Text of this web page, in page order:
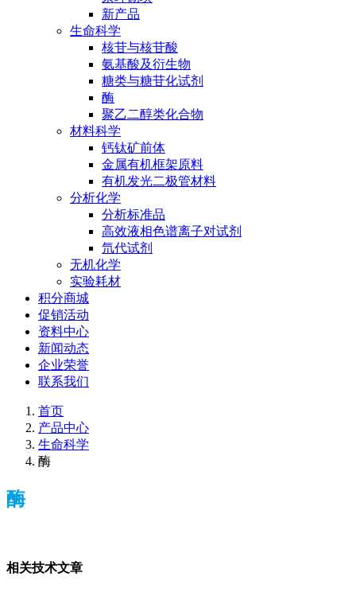
新产品
生命科学
核苷与核苷酸
氨基酸及衍生物
糖类与糖苷化试剂
酶
聚乙二醇类化合物
材料科学
钙钛矿前体
金属有机框架原料
有机发光二极管材料
分析化学
分析标准品
高效液相色谱离子对试剂
氘代试剂
无机化学
实验耗材
积分商城
促销活动
资料中心
新闻动态
企业荣誉
联系我们
首页
产品中心
生命科学
酶
酶
相关技术文章